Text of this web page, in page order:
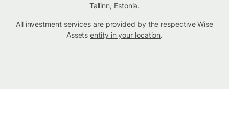
Tallinn, Estonia.
All investment services are provided by the respective Wise
Assetsentity in your location.